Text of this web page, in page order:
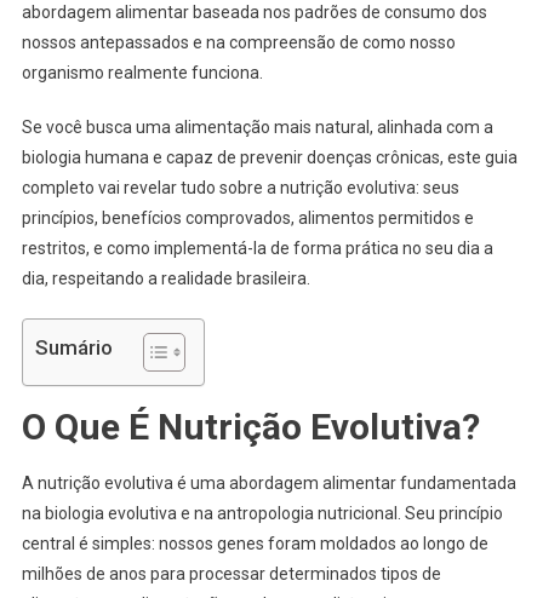
abordagem alimentar baseada nos padrões de consumo dos
nossos antepassados e na compreensão de como nosso
organismo realmente funciona.
Se você busca uma alimentação mais natural, alinhada com a
biologia humana e capaz de prevenir doenças crônicas, este guia
completo vai revelar tudo sobre a nutrição evolutiva: seus
princípios, benefícios comprovados, alimentos permitidos e
restritos, e como implementá-la de forma prática no seu dia a
dia, respeitando a realidade brasileira.
Sumário
O Que É Nutrição Evolutiva?
A nutrição evolutiva é uma abordagem alimentar fundamentada
na biologia evolutiva e na antropologia nutricional. Seu princípio
central é simples: nossos genes foram moldados ao longo de
milhões de anos para processar determinados tipos de